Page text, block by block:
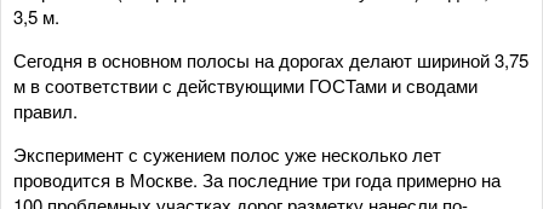
3,5 м.
Сегодня в основном полосы на дорогах делают шириной 3,75
м в соответствии с действующими ГОСТами и сводами
правил.
Эксперимент с сужением полос уже несколько лет
проводится в Москве. За последние три года примерно на